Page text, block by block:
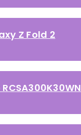
Z Fold 2